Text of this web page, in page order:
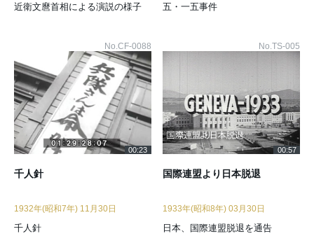
近衛文麿首相による演説の様子 五・一五事件
No.CF-0088
00:23
千人針
1932年(昭和7年) 11月30日
千人針
No.TS-005
00:57
国際連盟より日本脱退
1933年(昭和8年) 03月30日
日本、国際連盟脱退を通告